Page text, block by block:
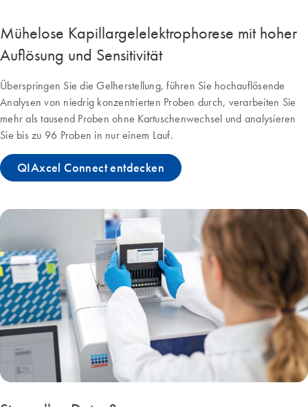
Mühelose Kapillargelelektrophorese mit hoher
Auflösung und Sensitivität
Überspringen Sie die Gelherstellung, führen Sie hochauflösende
Analysen von niedrig konzentrierten Proben durch, verarbeiten Sie
mehr als tausend Proben ohne Kartuschenwechsel und analysieren
Sie bis zu 96 Proben in nur einem Lauf.
QIAxcel Connect entdecken